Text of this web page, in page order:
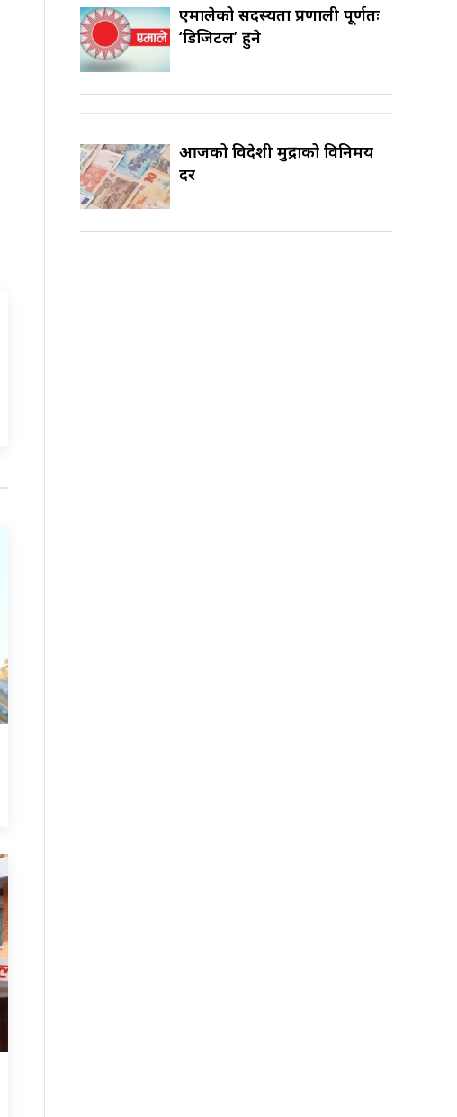
एमालेको सदस्यता प्रणाली पूर्णतः
‘डिजिटल’ हुने
आजको विदेशी मुद्राको विनिमय
दर